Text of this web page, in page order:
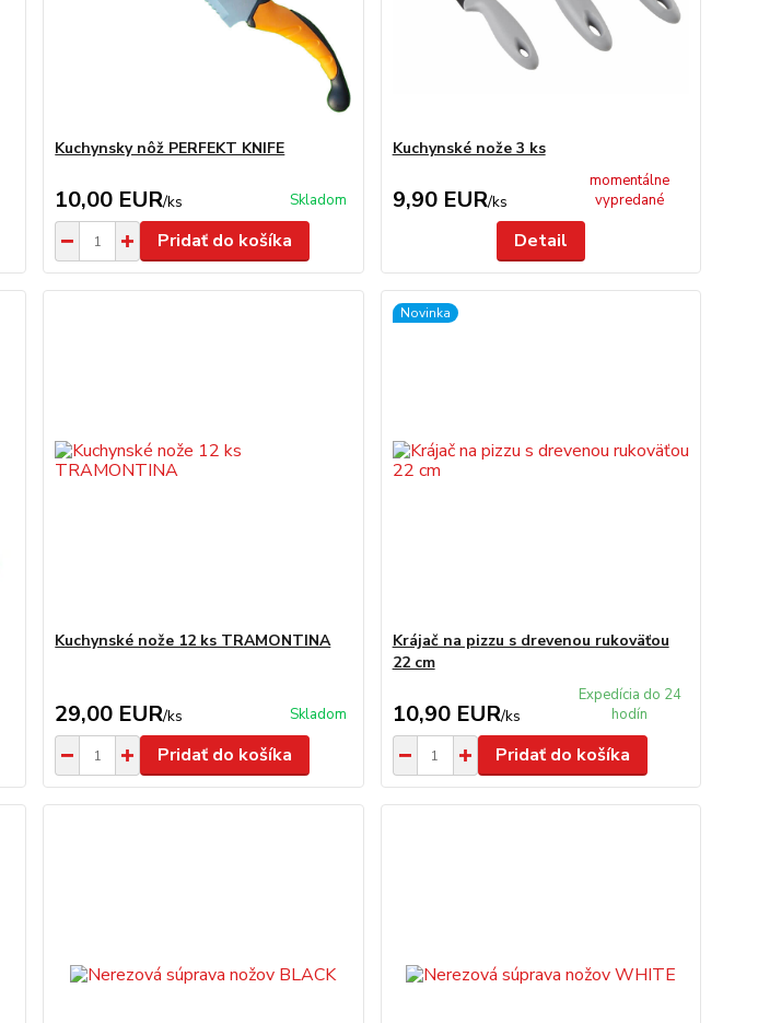
Kuchynsky nôž PERFEKT KNIFE
10,00 EUR/ks Skladom
Pridať do košíka
Kuchynské nože 3 ks
9,90 EUR/ks
momentálne
vypredané
Detail
Kuchynské nože 12 ks TRAMONTINA
29,00 EUR/ks Skladom
Pridať do košíka
Novinka
Krájač na pizzu s drevenou rukoväťou
22 cm
10,90 EUR/ks
Expedícia do 24
hodín
Pridať do košíka